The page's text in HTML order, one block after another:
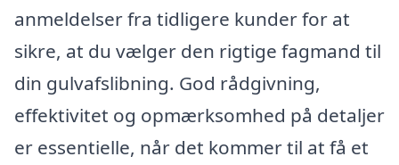
anmeldelser fra tidligere kunder for at
sikre, at du vælger den rigtige fagmand til
din gulvafslibning. God rådgivning,
effektivitet og opmærksomhed på detaljer
er essentielle, når det kommer til at få et